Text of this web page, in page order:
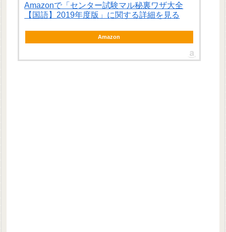
Amazonで「センター試験マル秘裏ワザ大全
【国語】2019年度版」に関する詳細を見る
Amazon